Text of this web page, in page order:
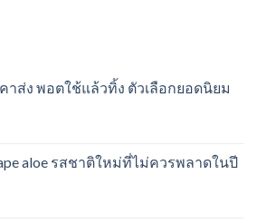
าส่ง พอตใช้แล้วทิ้ง ตัวเลือกยอดนิยม
aloe รสชาติใหม่ที่ไม่ควรพลาดในปี